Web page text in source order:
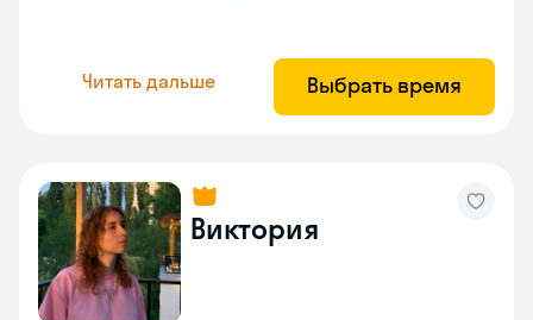
Читать дальше Выбрать время
Виктория